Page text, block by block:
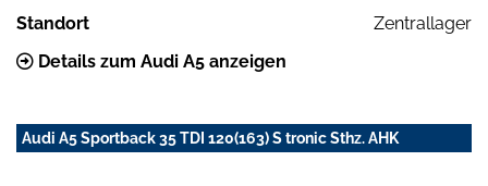
Standort
Zentrallager
Details zum Audi A5 anzeigen
Audi A5 Sportback 35 TDI 120(163) S tronic Sthz. AHK